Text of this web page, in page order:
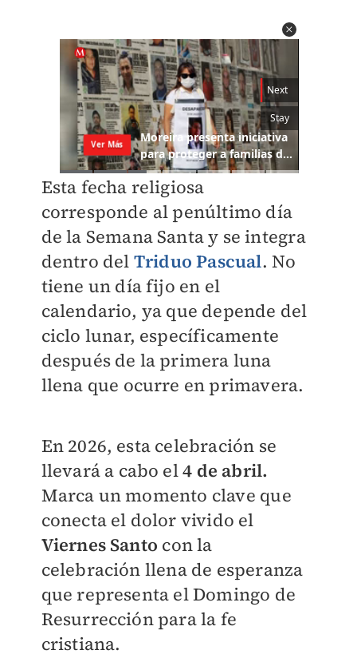
Esta fecha religiosa
corresponde al penúltimo día
de la Semana Santa y se integra
dentro del Triduo Pascual. No
tiene un día fijo en el
calendario, ya que depende del
ciclo lunar, específicamente
después de la primera luna
llena que ocurre en primavera.
En 2026, esta celebración se
llevará a cabo el4 de abril.
Marca un momento clave que
conecta el dolor vivido el
Viernes Santo con la
celebración llena de esperanza
que representa el Domingo de
Resurrección para la fe
cristiana.